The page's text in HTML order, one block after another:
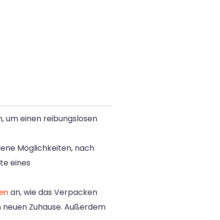
um einen reibungslosen
Möglichkeiten, nach
eines
an, wie das Verpacken
Zuhause. Außerdem